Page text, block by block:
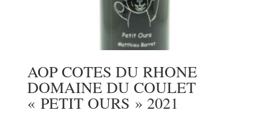
AOP COTES DU RHONE
DOMAINE DU COULET
« PETIT OURS » 2021